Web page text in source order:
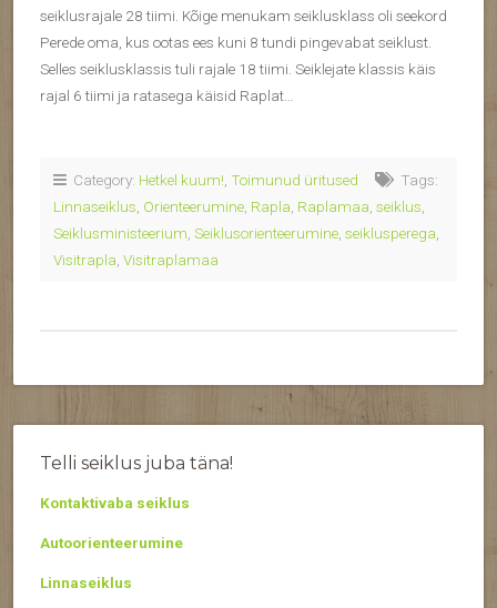
seiklusrajale 28 tiimi. Kõige menukam seiklusklass oli seekord
Perede oma, kus ootas ees kuni 8 tundi pingevabat seiklust.
Selles seiklusklassis tuli rajale 18 tiimi. Seiklejate klassis käis
rajal 6 tiimi ja ratasega käisid Raplat…
Category: Hetkel kuum! Toimunud üritused
Tags:
Linnaseiklus Orienteerumine Rapla Raplamaa seiklus
Seiklusministeerium Seiklusorienteerumine seiklusperega
Visitrapla Visitraplamaa
Telli seiklus juba täna!
Kontaktivaba seiklus
Autoorienteerumine
Linnaseiklus